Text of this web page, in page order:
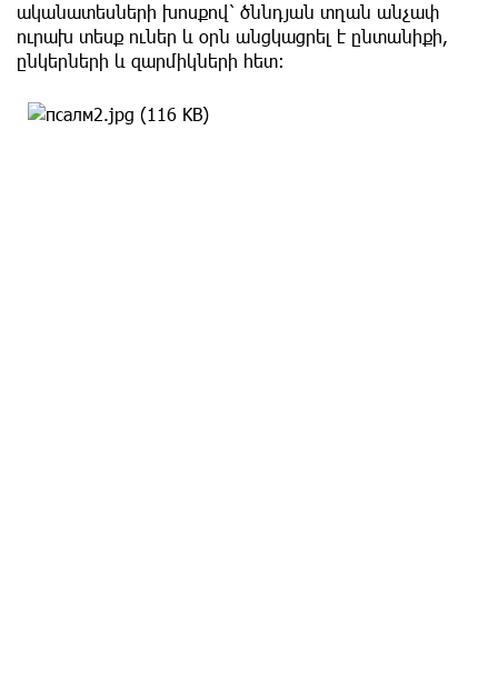
ականատեսների խոսքով՝ ծննդյան տղան անչափ
ուրախ տեսք ուներ և օրն անցկացրել է ընտանիքի,
ընկերների և զարմիկների հետ։